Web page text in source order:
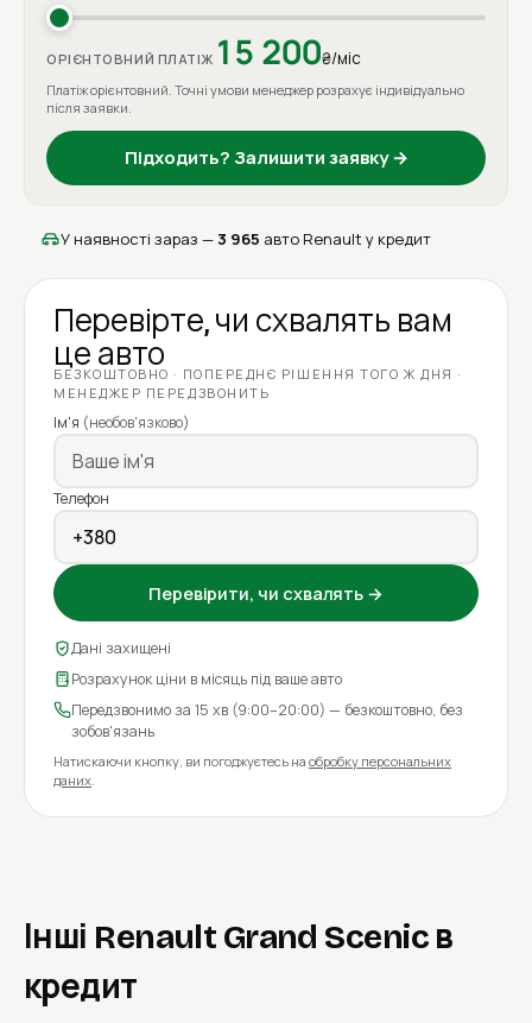
ОРІЄНТОВНИЙ ПЛАТІЖ 15 200₴/міс
Платіж орієнтовний. Точні умови менеджер розрахує індивідуально
після заявки.
Підходить? Залишити заявку →
У наявності зараз — 3 965 авто Renault у кредит
Перевірте, чи схвалять вам
це авто
БЕЗКОШТОВНО · ПОПЕРЕДНЄ РІШЕННЯ ТОГО Ж ДНЯ ·
МЕНЕДЖЕР ПЕРЕДЗВОНИТЬ
Ім'я (необов'язково)
Телефон
Перевірити, чи схвалять →
Дані захищені
Розрахунок ціни в місяць під ваше авто
Передзвонимо за 15 хв (9:00–20:00) — безкоштовно, без
зобов'язань
Натискаючи кнопку, ви погоджуєтесь на обробку персональних
даних.
Інші Renault Grand Scenic в
кредит